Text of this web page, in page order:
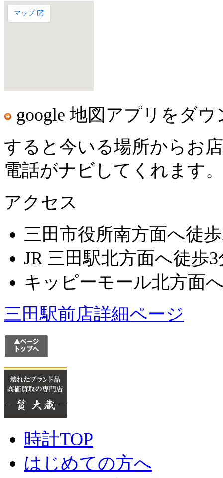
google 地図アプリ をダウ
すると今いる場所からお
電話がナビしてくれます。
アクセス
三田市役所南方面へ徒
JR 三田駅北方面へ徒歩3
キッピーモール北方面
三田駅前店詳細ページ
時計TOP
はじめての方へ